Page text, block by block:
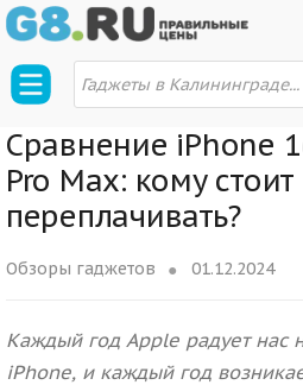
S
k
p
n
a
a
S
k
p
c
o
n
П
о
с
т
о
в
а
р
о
Сравнение iPhone
Pro Max: кому стоит
переплачивать?
Обзоры гаджетов 01.12.2024
Каждый год Apple радует
iPhone, и каждый год